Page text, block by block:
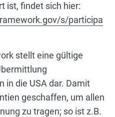
ist, findet sich hier:
s/participa
stellt eine gültige
in die USA dar. Damit
geschaffen, um allen
zu tragen; so ist z.B.